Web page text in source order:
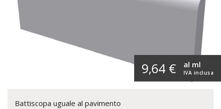
9,64 € IVA inclusa
al ml
Battiscopa uguale al pavimento